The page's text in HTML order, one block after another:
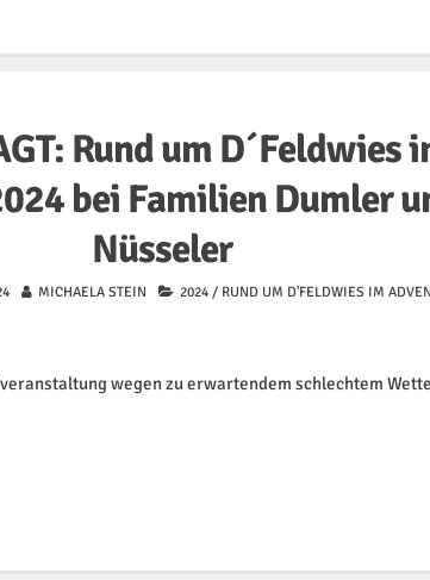
Rund um D´Feldwies
bei Familien Dumler
Nüsseler
MICHAELA STEIN 2024/ RUND UM D'FELDWIES IM
wegen zu erwartendem schlechtem